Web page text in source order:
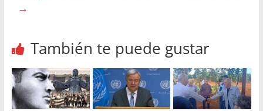
→
También te puede gustar